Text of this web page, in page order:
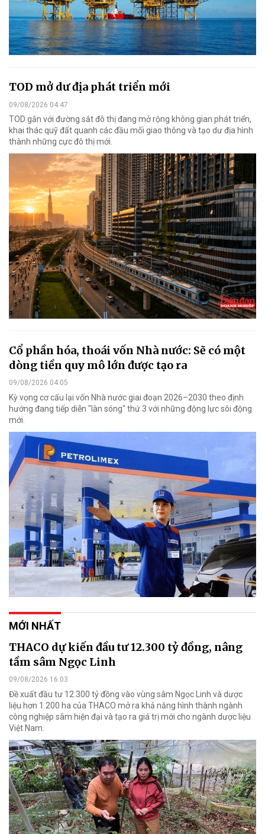
TOD mở dư địa phát triển mới
09/08/2026 04:47
TOD gắn với đường sắt đô thị đang mở rộng không gian phát triển,
khai thác quỹ đất quanh các đầu mối giao thông và tạo dư địa hình
thành những cực đô thị mới.
Cổ phần hóa, thoái vốn Nhà nước: Sẽ có một
dòng tiền quy mô lớn được tạo ra
09/08/2026 04:05
Kỳ vọng cơ cấu lại vốn Nhà nước giai đoạn 2026–2030 theo định
hướng đang tiếp diễn "làn sóng" thứ 3 với những động lực sôi động
mới.
MỚI NHẤT
THACO dự kiến đầu tư 12.300 tỷ đồng, nâng
tầm sâm Ngọc Linh
09/08/2026 16:03
Đề xuất đầu tư 12.300 tỷ đồng vào vùng sâm Ngọc Linh và dược
liệu hơn 1.200 ha của THACO mở ra khả năng hình thành ngành
công nghiệp sâm hiện đại và tạo ra giá trị mới cho ngành dược liệu
Việt Nam.